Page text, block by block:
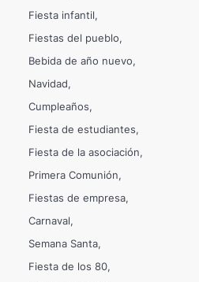
Fiesta infantil
Fiestas del pueblo
Bebida de año nuevo
Navidad
Cumpleaños
Fiesta de estudiantes
Fiesta de la asociación
Primera Comunión
Fiestas de empresa
Carnaval
Semana Santa
Fiesta de los 80